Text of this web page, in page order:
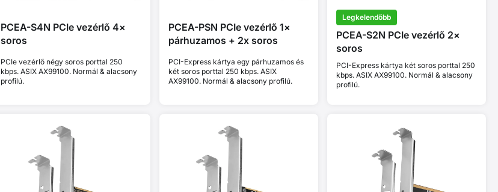
PCEA-S4N PCIe vezérlő 4×
soros
PCIe vezérlő négy soros porttal 250
kbps. ASIX AX99100. Normál & alacsony
profilú.
PCEA-PSN PCIe vezérlő 1×
párhuzamos + 2x soros
PCI-Express kártya egy párhuzamos és
két soros porttal 250 kbps. ASIX
AX99100. Normál & alacsony profilú.
Legkelendőbb
PCEA-S2N PCIe vezérlő 2×
soros
PCI-Express kártya két soros porttal 250
kbps. ASIX AX99100. Normál & alacsony
profilú.